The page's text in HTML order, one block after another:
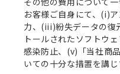
お客様ご自身にて、(i)
力、(iii)紛失データの復
トールされたソフトウ
感染防止、(v)「当社商
いての十分な措置を講じ